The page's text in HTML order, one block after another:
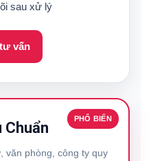
sau xử lý
vấn
PHỔ BIẾN
Chuẩn
văn phòng, công ty quy